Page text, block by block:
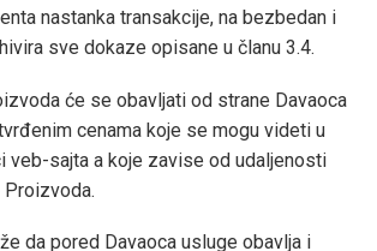
nastanka transakcije, na bezbedan i
sve dokaze opisane u članu 3.4.
će se obavljati od strane Davaoca
cenama koje se mogu videti u
veb-sajta a koje zavise od udaljenosti
da pored Davaoca usluge obavlja i